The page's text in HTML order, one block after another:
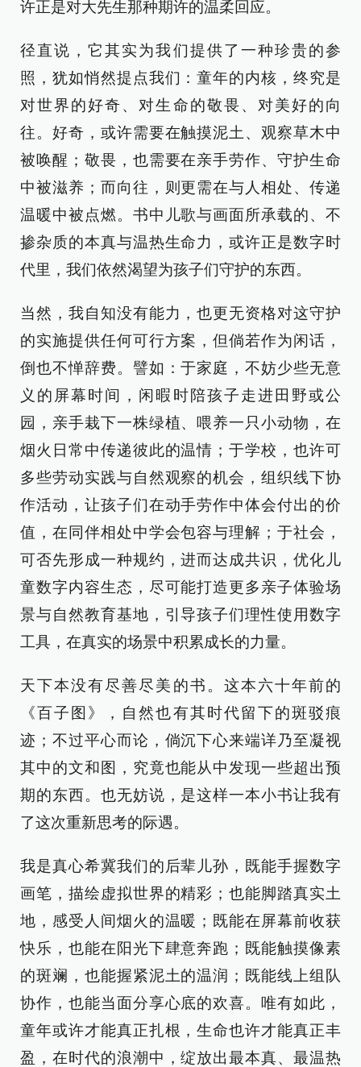
许正是对大先生那种期许的温柔回应。
径直说，它其实为我们提供了一种珍贵的参
照，犹如悄然提点我们：童年的内核，终究是
对世界的好奇、对生命的敬畏、对美好的向
往。好奇，或许需要在触摸泥土、观察草木中
被唤醒；敬畏，也需要在亲手劳作、守护生命
中被滋养；而向往，则更需在与人相处、传递
温暖中被点燃。书中儿歌与画面所承载的、不
掺杂质的本真与温热生命力，或许正是数字时
代里，我们依然渴望为孩子们守护的东西。
当然，我自知没有能力，也更无资格对这守护
的实施提供任何可行方案，但倘若作为闲话，
倒也不惮辞费。譬如：于家庭，不妨少些无意
义的屏幕时间，闲暇时陪孩子走进田野或公
园，亲手栽下一株绿植、喂养一只小动物，在
烟火日常中传递彼此的温情；于学校，也许可
多些劳动实践与自然观察的机会，组织线下协
作活动，让孩子们在动手劳作中体会付出的价
值，在同伴相处中学会包容与理解；于社会，
可否先形成一种规约，进而达成共识，优化儿
童数字内容生态，尽可能打造更多亲子体验场
景与自然教育基地，引导孩子们理性使用数字
工具，在真实的场景中积累成长的力量。
天下本没有尽善尽美的书。这本六十年前的
《百子图》，自然也有其时代留下的斑驳痕
迹；不过平心而论，倘沉下心来端详乃至凝视
其中的文和图，究竟也能从中发现一些超出预
期的东西。也无妨说，是这样一本小书让我有
了这次重新思考的际遇。
我是真心希冀我们的后辈儿孙，既能手握数字
画笔，描绘虚拟世界的精彩；也能脚踏真实土
地，感受人间烟火的温暖；既能在屏幕前收获
快乐，也能在阳光下肆意奔跑；既能触摸像素
的斑斓，也能握紧泥土的温润；既能线上组队
协作，也能当面分享心底的欢喜。唯有如此，
童年或许才能真正扎根，生命也许才能真正丰
盈，在时代的浪潮中，绽放出最本真、最温热